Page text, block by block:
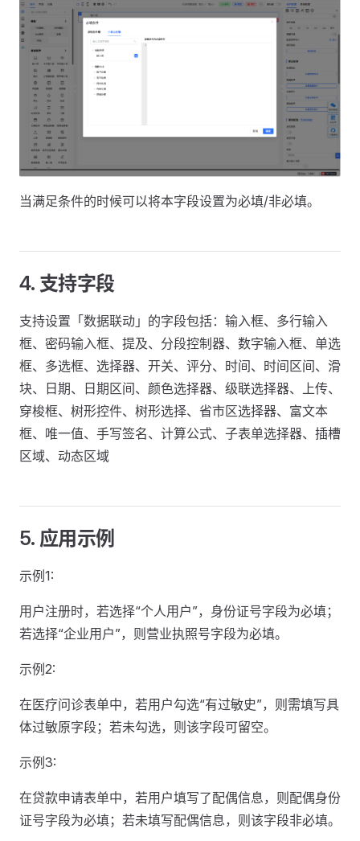
当满足条件的时候可以将本字段设置为必填/非必填。
4. 支持字段
支持设置「数据联动」的字段包括：输入框、多行输入
框、密码输入框、提及、分段控制器、数字输入框、单选
框、多选框、选择器、开关、评分、时间、时间区间、滑
块、日期、日期区间、颜色选择器、级联选择器、上传、
穿梭框、树形控件、树形选择、省市区选择器、富文本
框、唯一值、手写签名、计算公式、子表单选择器、插槽
区域、动态区域
5. 应用示例
示例1:
用户注册时，若选择“个人用户”，身份证号字段为必填；
若选择“企业用户”，则营业执照号字段为必填。
示例2:
在医疗问诊表单中，若用户勾选“有过敏史”，则需填写具
体过敏原字段；若未勾选，则该字段可留空。
示例3:
在贷款申请表单中，若用户填写了配偶信息，则配偶身份
证号字段为必填；若未填写配偶信息，则该字段非必填。